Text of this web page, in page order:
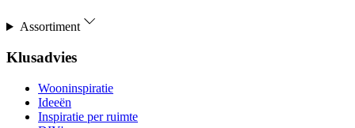
Assortiment
Klusadvies
Wooninspiratie
Ideeën
Inspiratie per ruimte